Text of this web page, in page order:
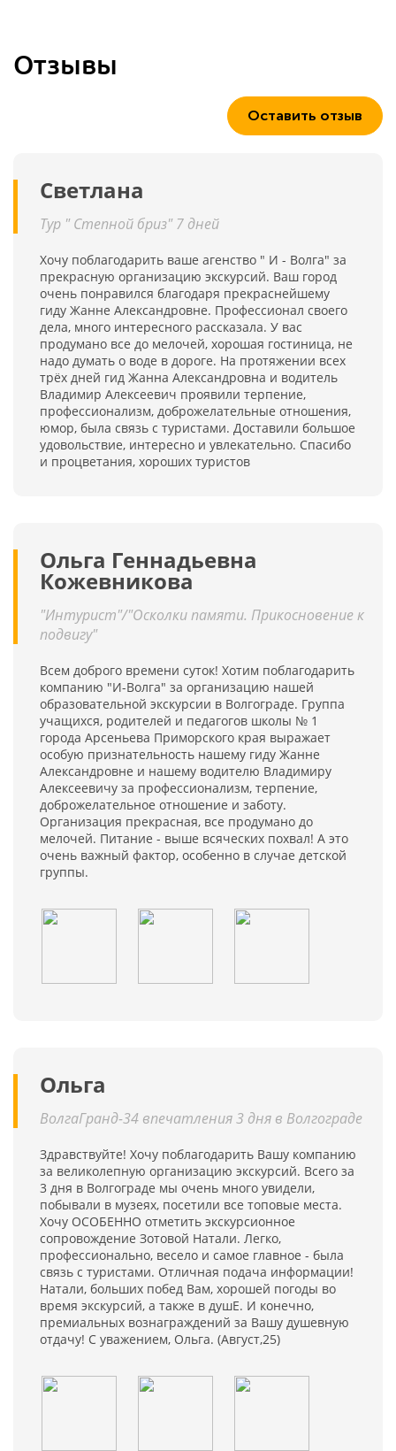
Отзывы
Оставить отзыв
Светлана
Тур " Степной бриз" 7 дней
Хочу поблагодарить ваше агенство " И - Волга" за
прекрасную организацию экскурсий. Ваш город
очень понравился благодаря прекраснейшему
гиду Жанне Александровне. Профессионал своего
дела, много интересного рассказала. У вас
продумано все до мелочей, хорошая гостиница, не
надо думать о воде в дороге. На протяжении всех
трёх дней гид Жанна Александровна и водитель
Владимир Алексеевич проявили терпение,
профессионализм, доброжелательные отношения,
юмор, была связь с туристами. Доставили большое
удовольствие, интересно и увлекательно. Спасибо
и процветания, хороших туристов
Ольга Геннадьевна
Кожевникова
"Интурист"/"Осколки памяти. Прикосновение к
подвигу"
Всем доброго времени суток! Хотим поблагодарить
компанию "И-Волга" за организацию нашей
образовательной экскурсии в Волгограде. Группа
учащихся, родителей и педагогов школы № 1
города Арсеньева Приморского края выражает
особую признательность нашему гиду Жанне
Александровне и нашему водителю Владимиру
Алексеевичу за профессионализм, терпение,
доброжелательное отношение и заботу.
Организация прекрасная, все продумано до
мелочей. Питание - выше всяческих похвал! А это
очень важный фактор, особенно в случае детской
группы.
Ольга
ВолгаГранд-34 впечатления 3 дня в Волгограде
Здравствуйте! Хочу поблагодарить Вашу компанию
за великолепную организацию экскурсий. Всего за
3 дня в Волгограде мы очень много увидели,
побывали в музеях, посетили все топовые места.
Хочу ОСОБЕННО отметить экскурсионное
сопровождение Зотовой Натали. Легко,
профессионально, весело и самое главное - была
связь с туристами. Отличная подача информации!
Натали, больших побед Вам, хорошей погоды во
время экскурсий, а также в душЕ. И конечно,
премиальных вознаграждений за Вашу душевную
отдачу! С уважением, Ольга. (Август,25)